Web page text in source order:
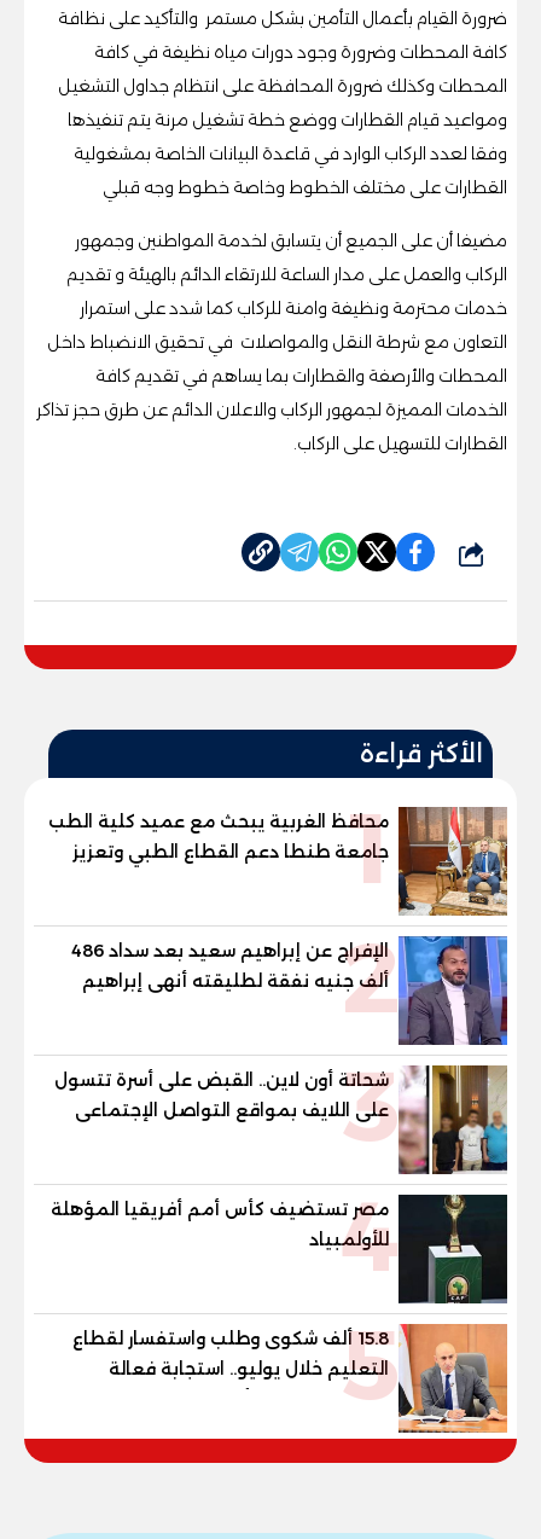
ضرورة القيام بأعمال التأمين بشكل مستمر والتأكيد على نظافة
كافة المحطات وضرورة وجود دورات مياه نظيفة في كافة
المحطات وكذلك ضرورة المحافظة على انتظام جداول التشغيل
ومواعيد قيام القطارات ووضع خطة تشغيل مرنة يتم تنفيذها
وفقا لعدد الركاب الوارد في قاعدة البيانات الخاصة بمشغولية
القطارات على مختلف الخطوط وخاصة خطوط وجه قبلي
مضيفا أن على الجميع أن يتسابق لخدمة المواطنين وجمهور
الركاب والعمل على مدار الساعة للارتقاء الدائم بالهيئة و تقديم
خدمات محترمة ونظيفة وامنة للركاب كما شدد على استمرار
التعاون مع شرطة النقل والمواصلات في تحقيق الانضباط داخل
المحطات والأرصفة والقطارات بما يساهم في تقديم كافة
الخدمات المميزة لجمهور الركاب والاعلان الدائم عن طرق حجز تذاكر
القطارات للتسهيل على الركاب.
شارك
الأكثر قراءة
1
محافظ الغربية يبحث مع عميد كلية الطب
جامعة طنطا دعم القطاع الطبي وتعزيز
الاستفادة من الخبرات الأكاديمية
2
الإفراج عن إبراهيم سعيد بعد سداد 486
ألف جنيه نفقة لطليقته أنهى إبراهيم
سعيد، لاعب الأهلي ومنتخب مصر السابق،
عقب سداد مبلغ 486 ألف جنيه قيمة
المتجمد من نفقة مصروفا
3
شحاتة أون لاين.. القبض على أسرة تتسول
على اللايف بمواقع التواصل الإجتماعى
4
مصر تستضيف كأس أمم أفريقيا المؤهلة
للأولمبياد
515.8 ألف شكوى وطلب واستفسار لقطاع
التعليم خلال يوليو.. استجابة فعالة
لشكاوى الطلاب وأولياء الأمور